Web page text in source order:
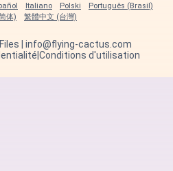
Italiano Polski
Português (Brasil)
体) 繁體中文 (台灣)
| info@flying-cactus.com
Conditions d'utilisation